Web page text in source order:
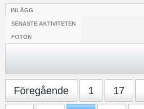
INLÄGG
SENASTE AKTIVITETEN
FOTON
Föregående 1 17